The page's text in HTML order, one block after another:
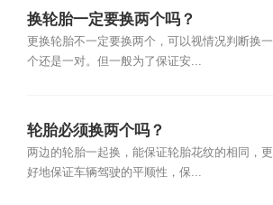
换轮胎一定要换两个吗？
更换轮胎不一定要换两个，可以视情况判断换一
个还是一对。但一般为了保证安...
轮胎必须换两个吗？
两边的轮胎一起换，能保证轮胎花纹的相同，更
好地保证车辆驾驶的平顺性，保...